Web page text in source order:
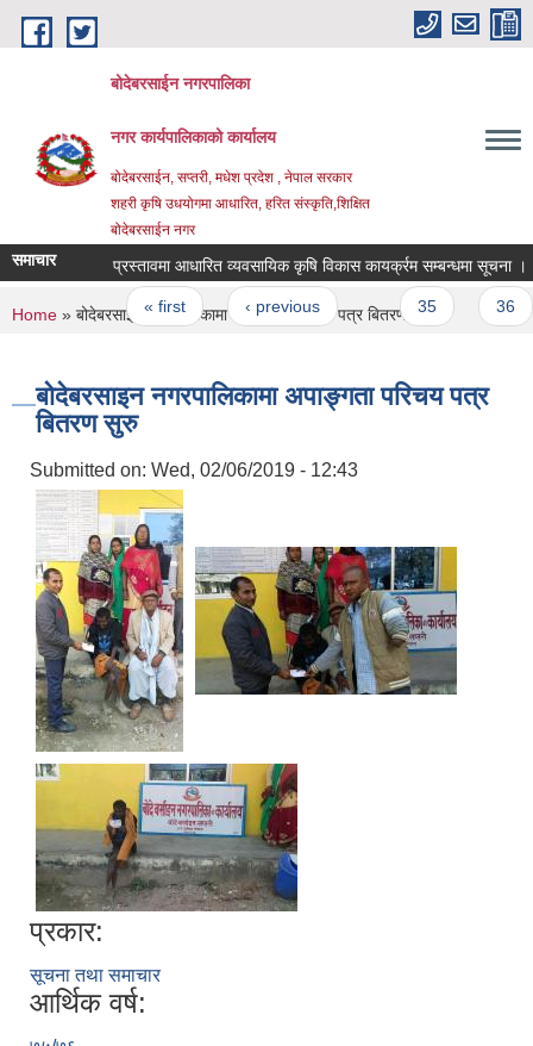
Skip to main content
बोदेबरसाईन नगरपालिका
नगर कार्यपालिकाको कार्यालय
बोदेबरसाईन, सप्तरी, मधेश प्रदेश , नेपाल सरकार
शहरी कृषि उधयोगमा आधारित, हरित संस्कृति,शिक्षित
बोदेबरसाईन नगर
समाचार प्रस्तावमा आधारित व्यवसायिक कृषि विकास कायर्क्रम सम्बन्धमा सूचना ।।।
Pages
« first ‹ previous … 35
You are here
Home » बोदेबरसाइन नगरपालिकामा अपाङ्गता परिचय पत्र बितरण सुरु
बोदेबरसाइन नगरपालिकामा अपाङ्गता परिचय पत्र
बितरण सुरु
Submitted on: Wed, 02/06/2019 - 12:43
प्रकार:
सूचना तथा समाचार
आर्थिक वर्ष: